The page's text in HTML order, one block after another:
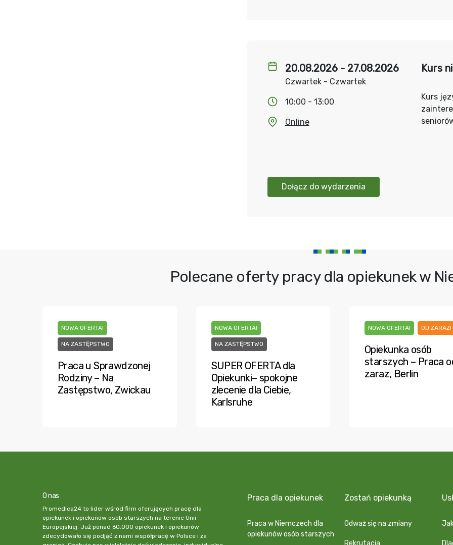
20.08.2026 - 27.08.2026
Czwartek - Czwartek
10:00 - 13:00
Online
Dołącz do wydarzenia
Kurs
Kurs
Polecane oferty pracy dla opiekunek w
NOWA OFERTA!
NA ZASTĘPSTWO
Praca u Sprawdzonej
Rodziny – Na
Zastępstwo, Zwickau
NOWA OFERTA!
NA ZASTĘPSTWO
SUPER OFERTA dla
Opiekunki– spokojne
zlecenie dla Ciebie,
Karlsruhe
NOWA OFERTA! OD ZARAZ!
Opiekunka osób
starszych – Praca
zaraz, Berlin
O nas
Promedica24 to lider wśród firm oferujących pracę dla
opiekunek i opiekunów osób starszych na terenie Unii
Europejskiej. Już ponad 60.000 opiekunek i opiekunów
zdecydowało się podjąć z nami współpracę w Polsce i za
Praca dla opiekunek
Praca w Niemczech dla
opiekunów osób starszych
Zostań opiekunką
Odważ się na zmiany
Rekrutacja